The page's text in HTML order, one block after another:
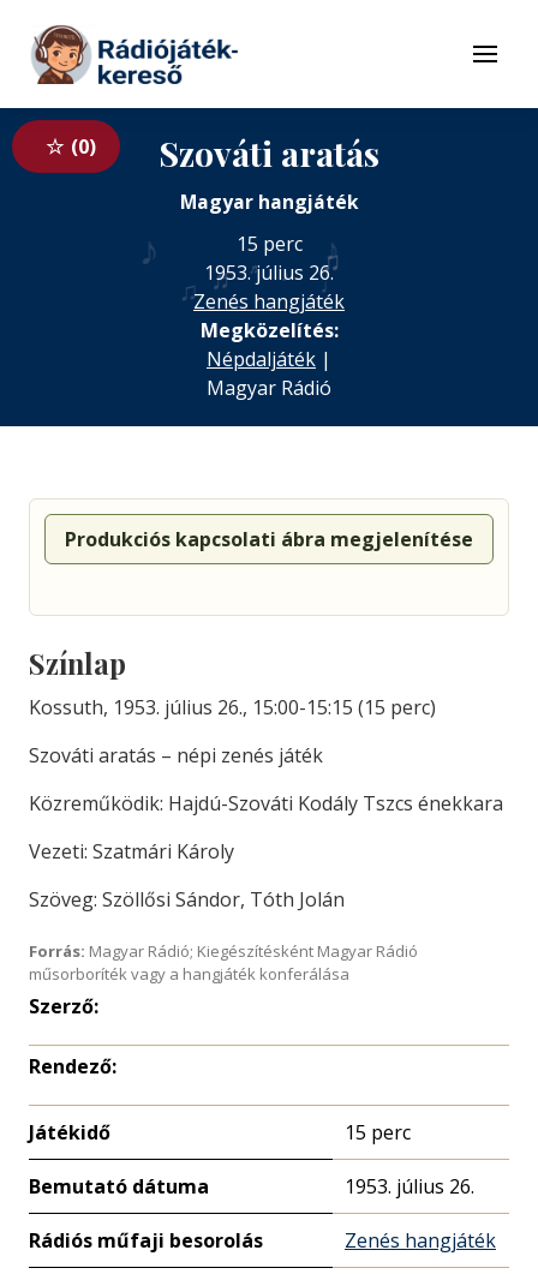
Tovább a tartalomhoz
Menü
0
♪
♫ ♬
♪
♩
♫
♪
♬
Szováti aratás
Magyar hangjáték
15 perc
1953. július 26.
Zenés hangjáték
Megközelítés:
Népdaljáték |
Magyar Rádió
Produkciós kapcsolati ábra megjelenítése
Színlap
Kossuth, 1953. július 26., 15:00-15:15 (15 perc)
Szováti aratás – népi zenés játék
Közreműködik: Hajdú-Szováti Kodály Tszcs énekkara
Vezeti: Szatmári Károly
Szöveg: Szöllősi Sándor, Tóth Jolán
Forrás: Magyar Rádió; Kiegészítésként Magyar Rádió
műsorboríték vagy a hangjáték konferálása
Szerző:
Rendező:
Játékidő 15 perc
Bemutató dátuma 1953. július 26.
Rádiós műfaji besorolás Zenés hangjáték